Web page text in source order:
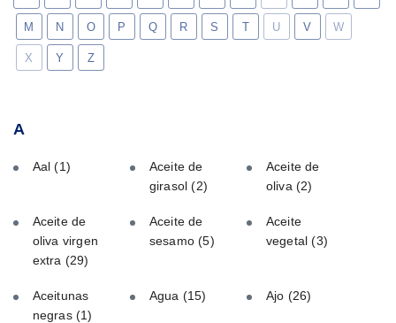
M N O P Q R S T U V W
X Y Z
A
Aal(1)
Aceite de
girasol(2)
Aceite de
oliva(2)
Aceite de
oliva virgen
extra (29)
Aceite de
sesamo(5)
Aceite
vegetal(3)
Aceitunas
negras (1)
Agua (15) Ajo (26)